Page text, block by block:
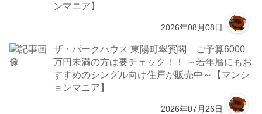
ンマニア】
2026年08月08日
ザ・パークハウス 東陽町翠賓閣 ご予算6000
万円未満の方は要チェック！！ ～若年層にもお
すすめのシングル向け住戸が販売中～【マンシ
ョンマニア】
2026年07月26日